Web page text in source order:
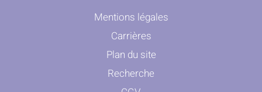
Mentions légales
Carrières
Plan du site
Recherche